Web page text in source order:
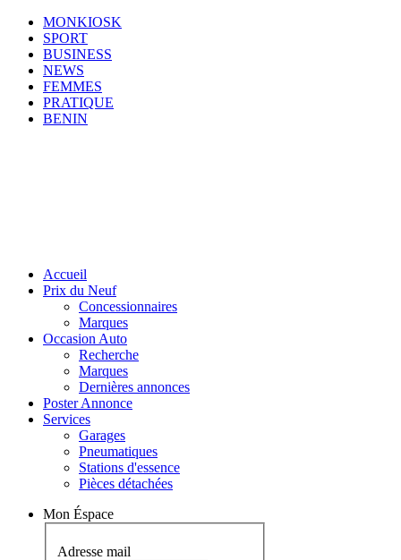
MONKIOSK
SPORT
BUSINESS
NEWS
FEMMES
PRATIQUE
BENIN
Accueil
Prix du Neuf
Concessionnaires
Marques
Occasion Auto
Recherche
Marques
Dernières annonces
Poster Annonce
Services
Garages
Pneumatiques
Stations d'essence
Pièces détachées
Mon Éspace
Adresse mail